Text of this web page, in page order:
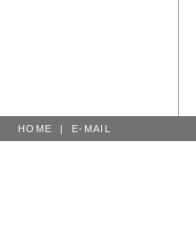
HOME | E-MAIL